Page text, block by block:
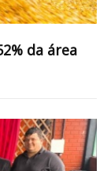
da área